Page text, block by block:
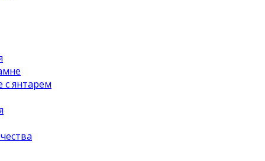
янтарем